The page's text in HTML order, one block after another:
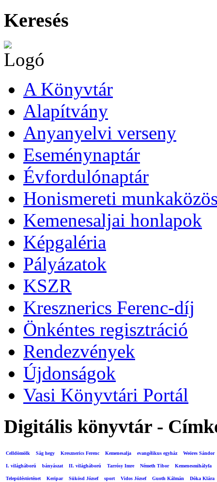
Keresés
A Könyvtár
Alapítvány
Anyanyelvi verseny
Eseménynaptár
Évfordulónaptár
Honismereti
Kemenesaljai honlapok
Képgaléria
Pályázatok
KSZR
Kresznerics Ferenc-díj
Önkéntes regisztráció
Rendezvények
Újdonságok
Vasi Könyvtári Portál
Digitális könyvtár -
Celldömölk Ság hegy Kresznerics Ferenc Kemenesalja evangélikus egyház Weöres Sándor
I. világháború bányászat II. világháború Tarrósy Imre Németh Tibor Kemenesmihályfa
Településtörténet Keripar Sükösd József sport Vidos József Guoth Kálmán Dóka Klára